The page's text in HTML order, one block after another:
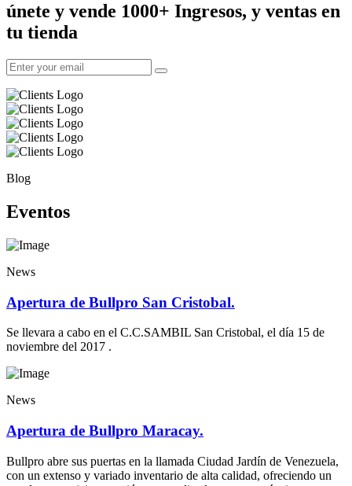
únete y vende 1000+ Ingresos, y ventas en
tu tienda
Blog
Eventos
News
Apertura de Bullpro San Cristobal.
Se llevara a cabo en el C.C.SAMBIL San Cristobal, el día 15 de
noviembre del 2017 .
News
Apertura de Bullpro Maracay.
Bullpro abre sus puertas en la llamada Ciudad Jardín de Venezuela,
con un extenso y variado inventario de alta calidad, ofreciendo un